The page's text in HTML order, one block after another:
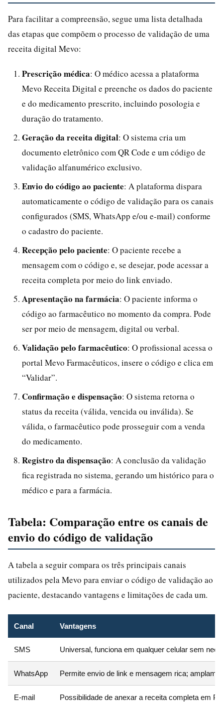
Para facilitar a compreensão, segue uma lista detalhada
das etapas que compõem o processo de validação de uma
receita digital Mevo:
Prescrição médica: O médico acessa a plataforma
Mevo Receita Digital e preenche os dados do paciente
e do medicamento prescrito, incluindo posologia e
duração do tratamento.
Geração da receita digital: O sistema cria um
documento eletrônico com QR Code e um código de
validação alfanumérico exclusivo.
Envio do código ao paciente: A plataforma dispara
automaticamente o código de validação para os canais
configurados (SMS, WhatsApp e/ou e-mail) conforme
o cadastro do paciente.
Recepção pelo paciente: O paciente recebe a
mensagem com o código e, se desejar, pode acessar a
receita completa por meio do link enviado.
Apresentação na farmácia: O paciente informa o
código ao farmacêutico no momento da compra. Pode
ser por meio de mensagem, digital ou verbal.
Validação pelo farmacêutico: O profissional acessa o
portal Mevo Farmacêuticos, insere o código e clica em
“Validar”.
Confirmação e dispensação: O sistema retorna o
status da receita (válida, vencida ou inválida). Se
válida, o farmacêutico pode prosseguir com a venda
do medicamento.
Registro da dispensação: A conclusão da validação
fica registrada no sistema, gerando um histórico para o
médico e para a farmácia.
Tabela: Comparação entre os canais de
envio do código de validação
A tabela a seguir compara os três principais canais
utilizados pela Mevo para enviar o código de validação ao
paciente, destacando vantagens e limitações de cada um.
Canal Vantagens
SMS Universal, funciona em qualquer celular sem
WhatsApp Permite envio de link e mensagem rica;
E-mail Possibilidade de anexar a receita completa em